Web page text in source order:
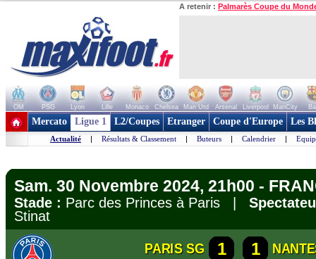
A retenir : Palmarès Coupe du
OM PSG Lyon Lille Monaco Chelsea Man Utd Arsenal Liverpool ManCity
+ de clubs
Mercato Ligue 1 L2/Coupes Etranger Coupe d'Europe Les
Actualité | Résultats & Classement | Buteurs | Calendrier |
Sam. 30 Novembre 2024, 21h00 -
Stade : Parc des Princes à Paris |
Stinat
PARIS SG 1 1